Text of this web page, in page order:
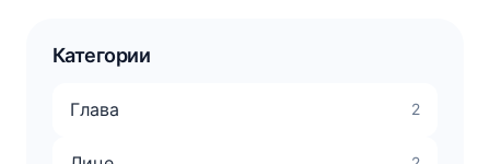
Категории
Глава 2